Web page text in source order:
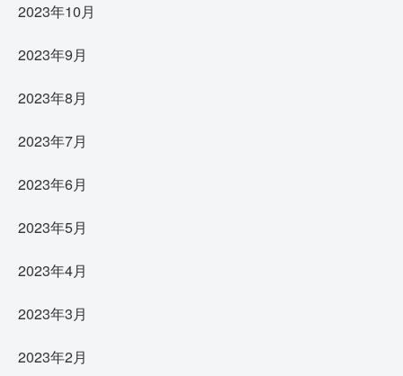
2023年10月
2023年9月
2023年8月
2023年7月
2023年6月
2023年5月
2023年4月
2023年3月
2023年2月